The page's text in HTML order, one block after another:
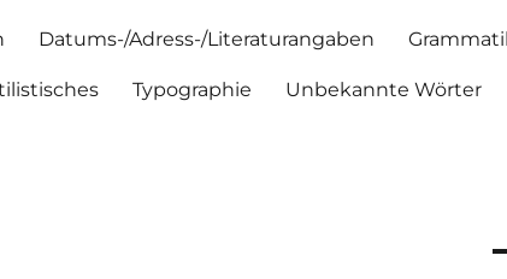
Datums-/Adress-/Literaturangaben
Typographie Unbekannte Wörter